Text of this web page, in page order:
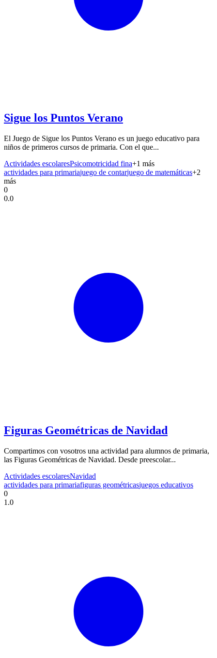
Sigue los Puntos Verano
El Juego de Sigue los Puntos Verano es un juego educativo para
niños de primeros cursos de primaria. Con el que...
Actividades escolaresPsicomotricidad fina+1 más
actividades para primariajuego de contarjuego de matemáticas+2
más
0
0.0
Figuras Geométricas de Navidad
Compartimos con vosotros una actividad para alumnos de primaria,
las Figuras Geométricas de Navidad. Desde preescolar...
Actividades escolaresNavidad
actividades para primariafiguras geométricasjuegos educativos
0
1.0